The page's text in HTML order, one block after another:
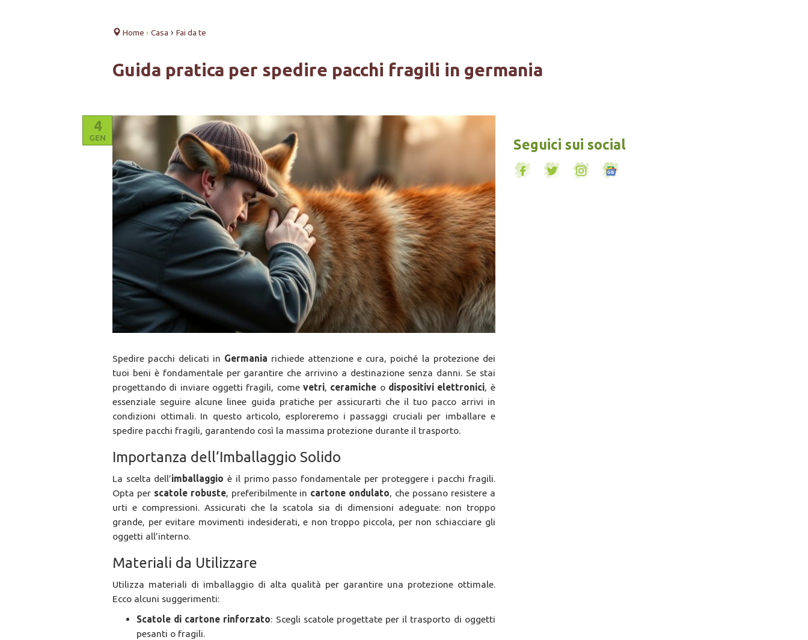
Home › Casa › Fai da te
Guida pratica per spedire pacchi fragili in germania
4
GEN
Spedire pacchi delicati in Germania richiede attenzione e cura, poiché la protezione dei
tuoi beni è fondamentale per garantire che arrivino a destinazione senza danni. Se stai
progettando di inviare oggetti fragili, come vetri, ceramiche o dispositivi elettronici, è
essenziale seguire alcune linee guida pratiche per assicurarti che il tuo pacco arrivi in
condizioni ottimali. In questo articolo, esploreremo i passaggi cruciali per imballare e
spedire pacchi fragili, garantendo così la massima protezione durante il trasporto.
Importanza dell’Imballaggio Solido
La scelta dell’imballaggio è il primo passo fondamentale per proteggere i pacchi fragili.
Opta per scatole robuste, preferibilmente in cartone ondulato, che possano resistere a
urti e compressioni. Assicurati che la scatola sia di dimensioni adeguate: non troppo
grande, per evitare movimenti indesiderati, e non troppo piccola, per non schiacciare gli
oggetti all’interno.
Materiali da Utilizzare
Utilizza materiali di imballaggio di alta qualità per garantire una protezione ottimale.
Ecco alcuni suggerimenti:
Scatole di cartone rinforzato: Scegli scatole progettate per il trasporto di oggetti
pesanti o fragili.
Seguici sui social